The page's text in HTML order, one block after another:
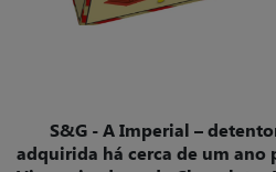
S&G - A Imperial –
adquirida há cerca de um ano